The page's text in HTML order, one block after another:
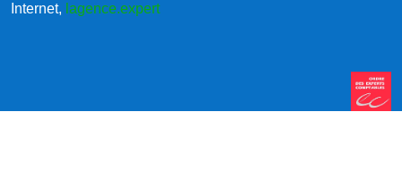
Internet, lagence.expert